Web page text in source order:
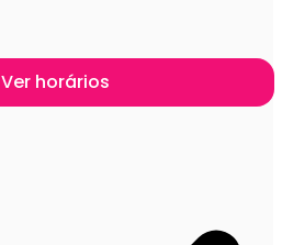
Ver horários